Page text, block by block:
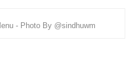
- Photo By @sindhuwm